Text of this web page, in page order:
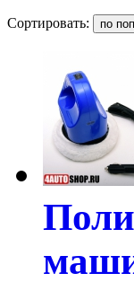
Сортировать: